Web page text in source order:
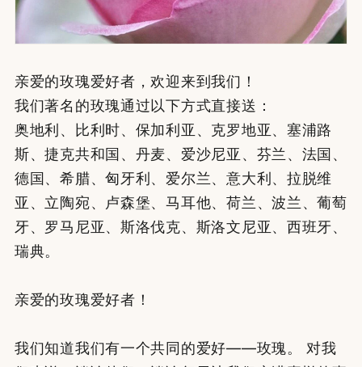
亲爱的玫瑰爱好者，欢迎来到我们！
我们著名的玫瑰通过以下方式直接送：
奥地利、比利时、保加利亚、克罗地亚、塞浦路
斯、捷克共和国、丹麦、爱沙尼亚、芬兰、法国、
德国、希腊、匈牙利、爱尔兰、意大利、拉脱维
亚、立陶宛、卢森堡、马耳他、荷兰、波兰、葡萄
牙、罗马尼亚、斯洛伐克、斯洛文尼亚、西班牙、
瑞典。
亲爱的玫瑰爱好者！
我们知道我们有一个共同的爱好——玫瑰。 对我